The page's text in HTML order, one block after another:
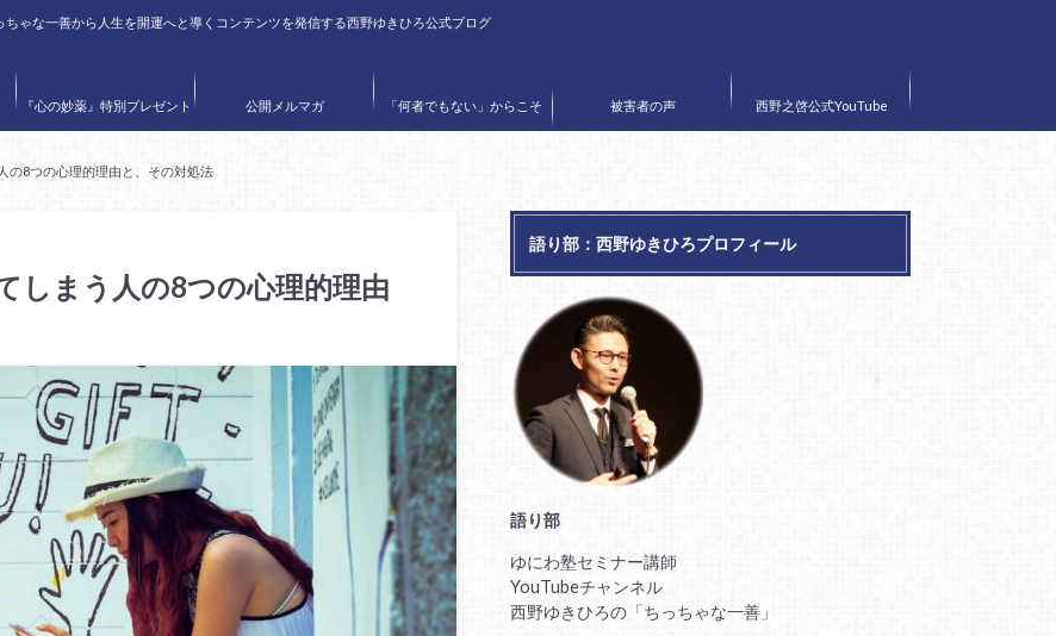
ゃな一善から人生を開運へと導くコンテンツを発信する西野ゆきひろ公式ブログ
『心の妙薬』特別プレゼント 公開メルマガ 「何者でもない」からこそ 被害者の声 西野之啓公式YouTube
の8つの心理的理由と、その対処法
しまう人の8つの心理的理由
語り部：西野ゆきひろプロフィール
語り部
ゆにわ塾セミナー講師
YouTubeチャンネル
西野ゆきひろの「ちっちゃな一善」